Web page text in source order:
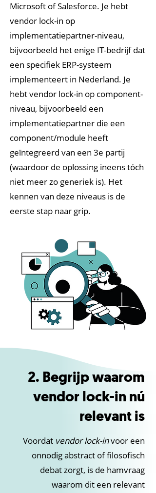
Microsoft of Salesforce. Je hebt
vendor lock-in op
implementatiepartner-niveau,
bijvoorbeeld het enige IT-bedrijf dat
een specifiek ERP-systeem
implementeert in Nederland. Je
hebt vendor lock-in op component-
niveau, bijvoorbeeld een
implementatiepartner die een
component/module heeft
geïntegreerd van een 3e partij
(waardoor de oplossing ineens tóch
niet meer zo generiek is). Het
kennen van deze niveaus is de
eerste stap naar grip.
2. Begrijp waarom
vendor lock-in nú
relevant is
Voordat vendor lock-invoor een
onnodig abstract of filosofisch
debat zorgt, is de hamvraag
waarom dit een relevant